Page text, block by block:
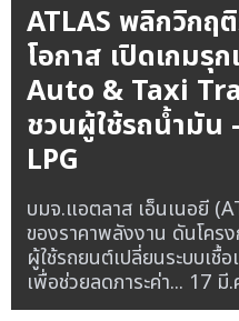
ATLAS พลิกวิกฤ
โอกาส เปิดเกมรุ
Auto & Taxi
ชวนผู้ใช้รถน้ำมัน
LPG
บมจ.แอตลาส เอ็นเนอยี
ของราคาพลังงาน ดันโค
ผู้ใช้รถยนต์เปลี่ยนระบบเชื้
เพื่อช่วยลดภาระค่า... 17 มี.